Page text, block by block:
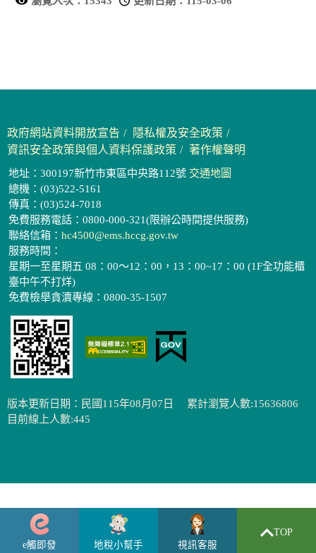
政府網站資料開放宣告
隱私權及安全政策
資訊安全政策與個人資料保護政策
著作權聲明
地址：300197新竹市東區中央路112號 交通地圖
總機：(03)522-5161
傳真：(03)524-7018
免費服務電話：0800-000-321(限辦公時間提供服務)
聯絡信箱： hc4500@ems.hccg.gov.tw
服務時間：
星期一至星期五 08：00～12：00，13：00~17：00 (1F全功能櫃
臺中午不打烊)
免費檢舉貪瀆專線：0800-35-1507
版本更新日期：民國115年08月07日
累計瀏覽人數:15636806
目前線上人數:445
e觸即發 地稅小幫手 視訊客服
TOP